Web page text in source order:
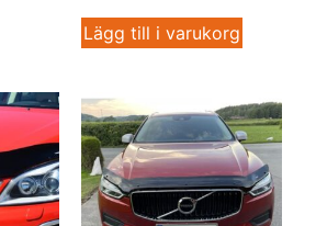
Lägg till i varukorg